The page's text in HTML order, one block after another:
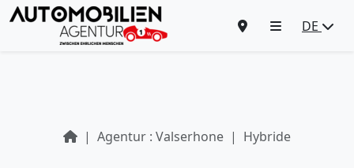
DE
Agentur : Valserhone Hybride